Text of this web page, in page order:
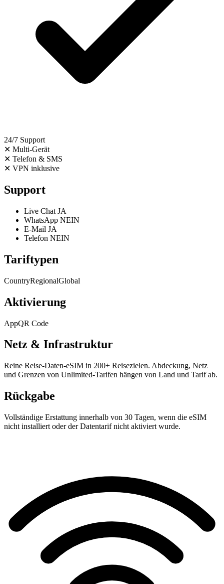
24/7 Support
✕ Multi-Gerät
✕ Telefon & SMS
✕ VPN inklusive
Support
Live Chat JA
WhatsApp NEIN
E-Mail JA
Telefon NEIN
Tariftypen
CountryRegionalGlobal
Aktivierung
AppQR Code
Netz & Infrastruktur
Reine Reise-Daten-eSIM in 200+ Reisezielen. Abdeckung, Netz
und Grenzen von Unlimited-Tarifen hängen von Land und Tarif ab.
Rückgabe
Vollständige Erstattung innerhalb von 30 Tagen, wenn die eSIM
nicht installiert oder der Datentarif nicht aktiviert wurde.